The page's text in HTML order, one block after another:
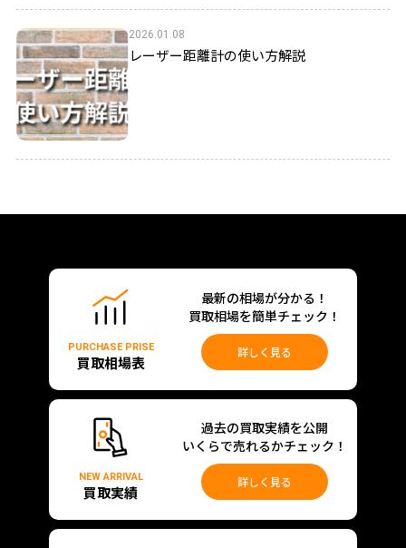
2026.01.08
レーザー距離計の使い方解説
PURCHASE PRISE
買取相場表
最新の相場が分かる！
買取相場を簡単チェック！
詳しく見る
NEW ARRIVAL
買取実績
過去の買取実績を公開
いくらで売れるかチェック！
詳しく見る